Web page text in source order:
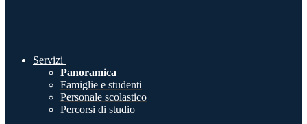
Servizi
Panoramica
Famiglie e studenti
Personale scolastico
Percorsi di studio